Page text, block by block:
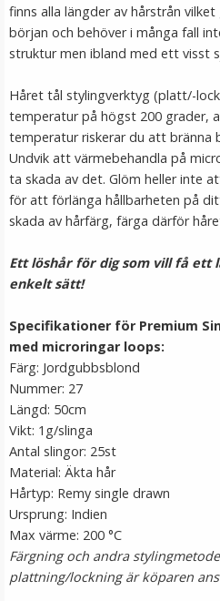
★★★
189
VÄLJ
Hårkrans rosor
finns alla längder av hårstrån
början och behöver i många fall
struktur men ibland med ett visst
Håret tål stylingverktyg (platt/-
temperatur på högst 200 grader,
temperatur riskerar du att bränna
Undvik att värmebehandla på
ta skada av det. Glöm heller inte
för att förlänga hållbarheten på
skada av hårfärg, färga därför
Ett löshår för dig som vill få ett
enkelt sätt!
Specifikationer för Premium
med microringar loops:
Färg: Jordgubbsblond
Nummer: 27
Längd: 50cm
Vikt: 1g/slinga
Antal slingor: 25st
Material: Äkta hår
Hårtyp: Remy single drawn
Ursprung: Indien
Max värme: 200 °C
Färgning och andra
plattning/lockning är köparen